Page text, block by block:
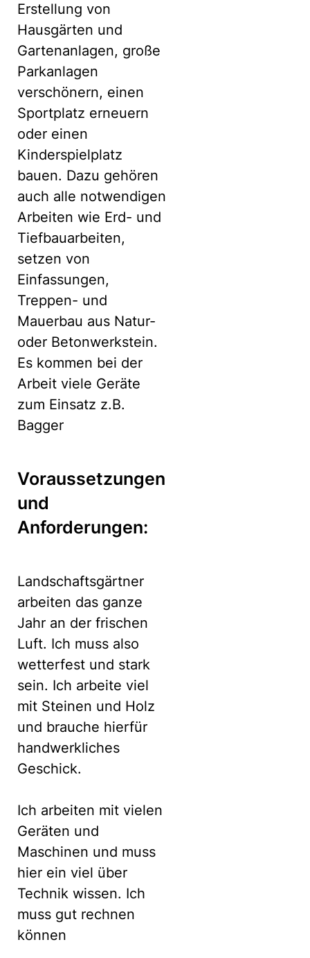
Erstellung von
Hausgärten und
Gartenanlagen, große
Parkanlagen
verschönern, einen
Sportplatz erneuern
oder einen
Kinderspielplatz
bauen. Dazu gehören
auch alle notwendigen
Arbeiten wie Erd- und
Tiefbauarbeiten,
setzen von
Einfassungen,
Treppen- und
Mauerbau aus Natur-
oder Betonwerkstein.
Es kommen bei der
Arbeit viele Geräte
zum Einsatz z.B.
Bagger
Voraussetzungen
und
Anforderungen:
Landschaftsgärtner
arbeiten das ganze
Jahr an der frischen
Luft. Ich muss also
wetterfest und stark
sein. Ich arbeite viel
mit Steinen und Holz
und brauche hierfür
handwerkliches
Geschick.
Ich arbeiten mit vielen
Geräten und
Maschinen und muss
hier ein viel über
Technik wissen. Ich
muss gut rechnen
können